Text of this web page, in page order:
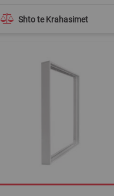
Shto te Krahasimet